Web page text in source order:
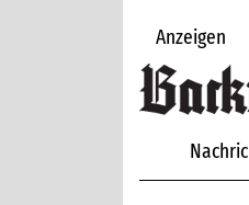
Anzeigen